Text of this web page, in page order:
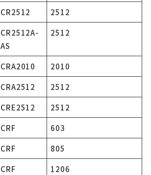
CR2512
2512
CR2512A-
AS
2512
CRA2010
2010
CRA2512
2512
CRE2512
2512
CRF
603
CRF
805
CRF 1206